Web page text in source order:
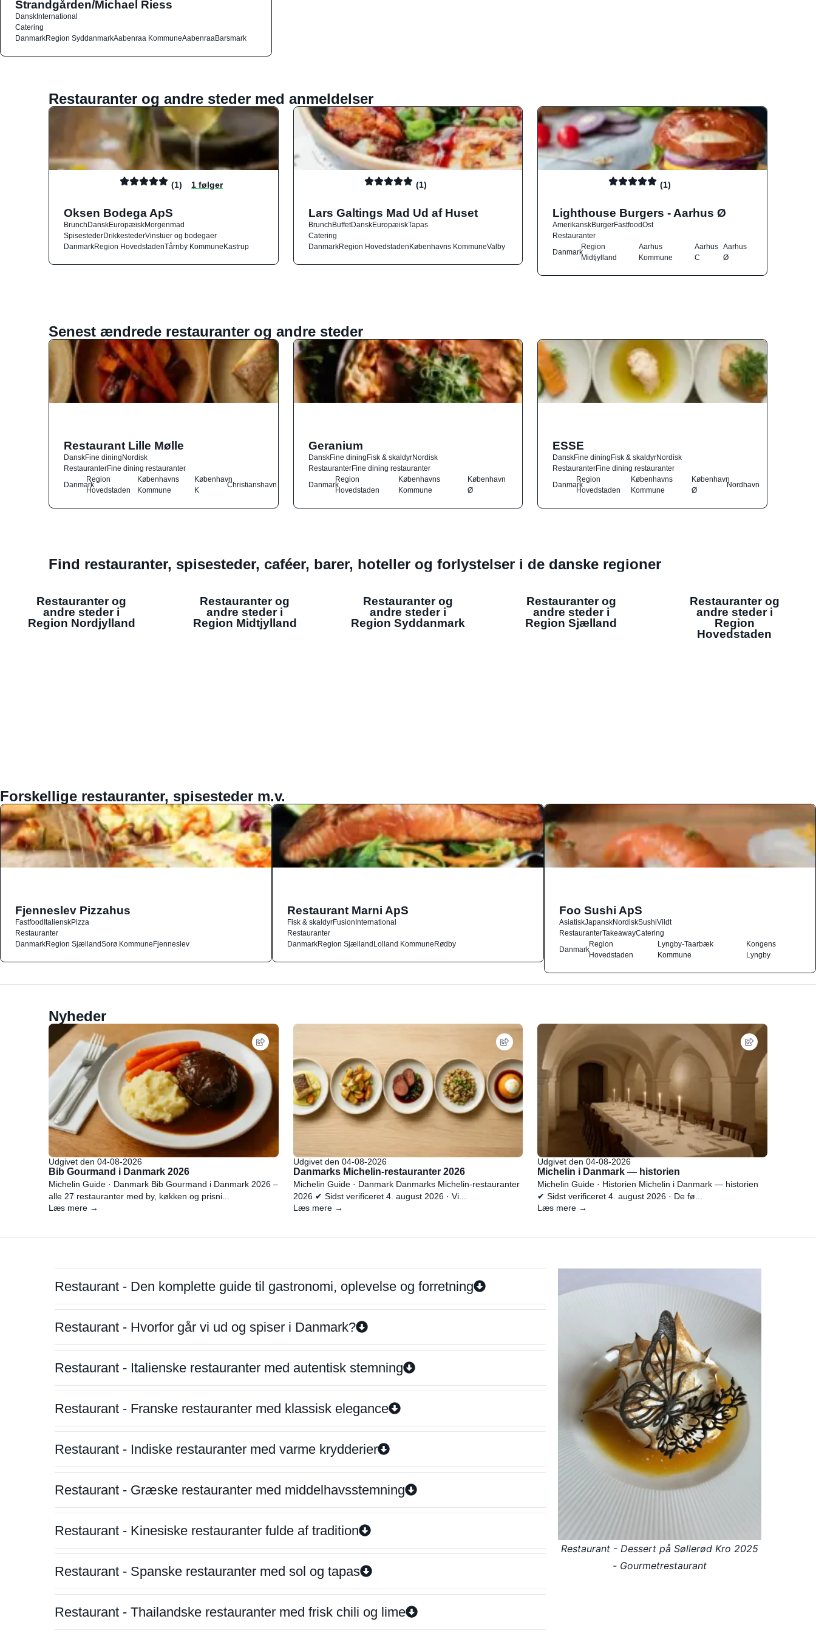
Strandgården/Michael Riess
DanskInternational
Catering
DanmarkRegion SyddanmarkAabenraa KommuneAabenraaBarsmark
Restauranter og andre steder med anmeldelser
(1) 1 følger
Oksen Bodega ApS
BrunchDanskEuropæiskMorgenmad
SpisestederDrikkestederVinstuer og bodegaer
DanmarkRegion HovedstadenTårnby KommuneKastrup
(1)
Lars Galtings Mad Ud af Huset
BrunchBuffetDanskEuropæiskTapas
Catering
DanmarkRegion HovedstadenKøbenhavns KommuneValby
(1)
Lighthouse Burgers - Aarhus Ø
AmerikanskBurgerFastfoodOst
Restauranter
Danmark
Region
Midtjylland
Aarhus
Kommune
Aarhus
C
Aarhus
Ø
Senest ændrede restauranter og andre steder
Restaurant Lille Mølle
DanskFine diningNordisk
RestauranterFine dining restauranter
Danmark
Region
Hovedstaden
Københavns
Kommune
København
K
Christianshavn
Geranium
DanskFine diningFisk & skaldyrNordisk
RestauranterFine dining restauranter
Danmark
Region
Hovedstaden
Københavns
Kommune
København
Ø
ESSE
DanskFine diningFisk & skaldyrNordisk
RestauranterFine dining restauranter
Danmark
Region
Hovedstaden
Københavns
Kommune
København
Ø
Nordhavn
Find restauranter, spisesteder, caféer, barer, hoteller og forlystelser i de danske regioner
Restauranter og
andre steder i
Region Nordjylland
Restauranter og
andre steder i
Region Midtjylland
Restauranter og
andre steder i
Region Syddanmark
Restauranter og
andre steder i
Region Sjælland
Restauranter og
andre steder i
Region
Hovedstaden
Forskellige restauranter, spisesteder m.v.
Fjenneslev Pizzahus
FastfoodItalienskPizza
Restauranter
DanmarkRegion SjællandSorø KommuneFjenneslev
Restaurant Marni ApS
Fisk & skaldyrFusionInternational
Restauranter
DanmarkRegion SjællandLolland KommuneRødby
Foo Sushi ApS
AsiatiskJapanskNordiskSushiVildt
RestauranterTakeawayCatering
Danmark
Region
Hovedstaden
Lyngby-Taarbæk
Kommune
Kongens
Lyngby
Nyheder
Udgivet den 04-08-2026
Bib Gourmand i Danmark 2026
Michelin Guide · Danmark Bib Gourmand i Danmark 2026 –
alle 27 restauranter med by, køkken og prisni...
Læs mere →
Udgivet den 04-08-2026
Danmarks Michelin-restauranter 2026
Michelin Guide · Danmark Danmarks Michelin-restauranter
2026 ✔ Sidst verificeret 4. august 2026 · Vi...
Læs mere →
Udgivet den 04-08-2026
Michelin i Danmark — historien
Michelin Guide · Historien Michelin i Danmark — historien
✔ Sidst verificeret 4. august 2026 · De fø...
Læs mere →
Restaurant - Den komplette guide til gastronomi, oplevelse og forretning
Restaurant - Hvorfor går vi ud og spiser i Danmark?
Restaurant - Italienske restauranter med autentisk stemning
Restaurant - Franske restauranter med klassisk elegance
Restaurant - Indiske restauranter med varme krydderier
Restaurant - Græske restauranter med middelhavsstemning
Restaurant - Kinesiske restauranter fulde af tradition
Restaurant - Spanske restauranter med sol og tapas
Restaurant - Thailandske restauranter med frisk chili og lime
Restaurant - Dessert på Søllerød Kro 2025
- Gourmetrestaurant